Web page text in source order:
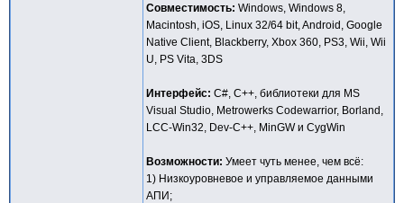
Совместимость: Windows, Windows 8,
Macintosh, iOS, Linux 32/64 bit, Android, Google
Native Client, Blackberry, Xbox 360, PS3, Wii, Wii
U, PS Vita, 3DS
Интерфейс: C#, C++, библиотеки для MS
Visual Studio, Metrowerks Codewarrior, Borland,
LCC-Win32, Dev-C++, MinGW и CygWin
Возможности: Умеет чуть менее, чем всё:
1) Низкоуровневое и управляемое данными
АПИ;